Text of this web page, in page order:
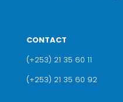
CONTACT
(+253) 21 35 60 11
(+253) 21 35 60 92